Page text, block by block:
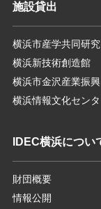
施設貸出
横浜市産学共同研
横浜新技術創造館
横浜市金沢産業振
横浜情報文化セン
IDEC横浜につい
財団概要
情報公開